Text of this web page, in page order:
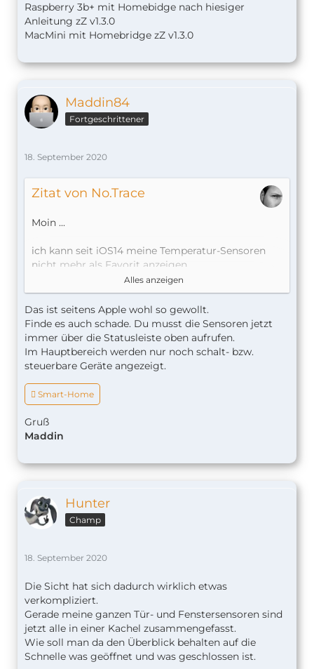
Raspberry 3b+ mit Homebidge nach hiesiger
Anleitung zZ v1.3.0
MacMini mit Homebridge zZ v1.3.0
Maddin84
Fortgeschrittener
18. September 2020
Zitat von No.Trace
Moin ...
ich kann seit iOS14 meine Temperatur-Sensoren
nicht mehr als Favorit anzeigen.
CU Kai
Alles anzeigen
Das ist seitens Apple wohl so gewollt.
Finde es auch schade. Du musst die Sensoren jetzt
immer über die Statusleiste oben aufrufen.
Im Hauptbereich werden nur noch schalt- bzw.
steuerbare Geräte angezeigt.
 Smart-Home
Gruß
Maddin
Hunter
Champ
18. September 2020
Die Sicht hat sich dadurch wirklich etwas
verkompliziert.
Gerade meine ganzen Tür- und Fenstersensoren sind
jetzt alle in einer Kachel zusammengefasst.
Wie soll man da den Überblick behalten auf die
Schnelle was geöffnet und was geschlossen ist.